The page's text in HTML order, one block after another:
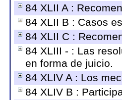
84 XLII A :
84 XLII B : Casos
84 XLII C :
84 XLIII - : Las
en forma de juicio.
84 XLIV A : Los
84 XLIV B :